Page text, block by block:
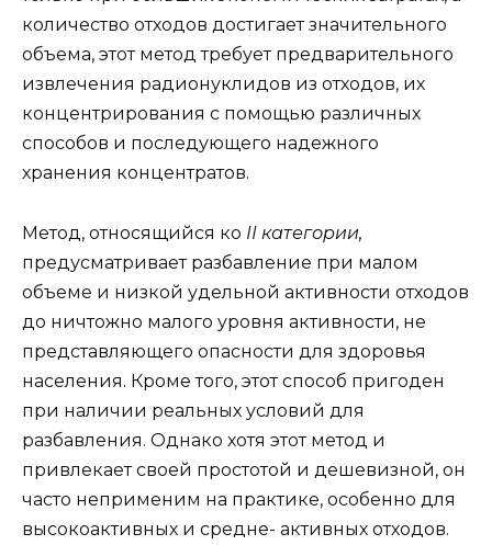
количество отходов достигает значительного
объема, этот метод требует предварительного
извлечения радионуклидов из отходов, их
концентрирования с помощью различных
способов и последующего надежного
хранения концентратов.
Метод, относящийся ко II категории,
предусматривает разбавление при малом
объеме и низкой удельной активности отходов
до ничтожно малого уровня активности, не
представляющего опасности для здоровья
населения. Кроме того, этот способ пригоден
при наличии реальных условий для
разбавления. Однако хотя этот метод и
привлекает своей простотой и дешевизной, он
часто неприменим на практике, особенно для
высокоактивных и средне- активных отходов.